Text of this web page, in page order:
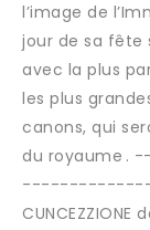
l’image de
jour de sa fête
avec la plus
les plus
canons, qui
du
CUNCEZZIONE